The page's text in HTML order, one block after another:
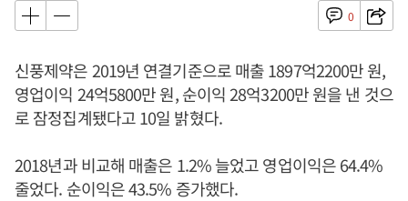
0
신풍제약은 2019년 연결기준으로 매출 1897억2200만 원,
영업이익 24억5800만 원, 순이익 28억3200만 원을 낸 것으
로 잠정집계됐다고 10일 밝혔다.
2018년과 비교해 매출은 1.2% 늘었고 영업이익은 64.4%
줄었다. 순이익은 43.5% 증가했다.